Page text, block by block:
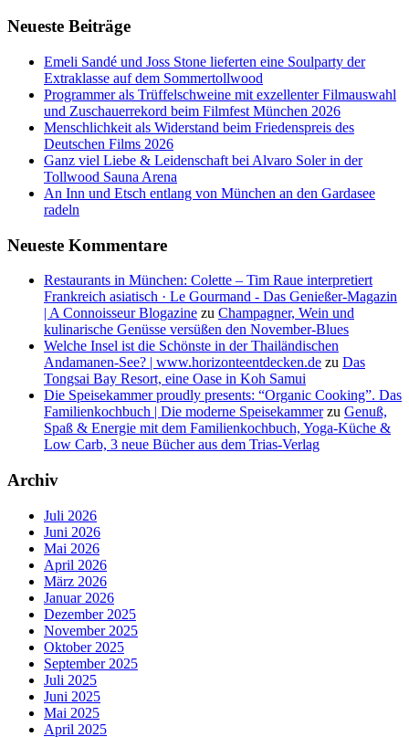
Neueste Beiträge
Emeli Sandé und Joss Stone lieferten eine Soulparty der
Extraklasse auf dem Sommertollwood
Programmer als Trüffelschweine mit exzellenter Filmauswahl
und Zuschauerrekord beim Filmfest München 2026
Menschlichkeit als Widerstand beim Friedenspreis des
Deutschen Films 2026
Ganz viel Liebe & Leidenschaft bei Alvaro Soler in der
Tollwood Sauna Arena
An Inn und Etsch entlang von München an den Gardasee
radeln
Neueste Kommentare
Restaurants in München: Colette – Tim Raue interpretiert
Frankreich asiatisch · Le Gourmand - Das Genießer-Magazin
| A Connoisseur Blogazine zu Champagner, Wein und
kulinarische Genüsse versüßen den November-Blues
Welche Insel ist die Schönste in der Thailändischen
Andamanen-See? | www.horizonteentdecken.de zu Das
Tongsai Bay Resort, eine Oase in Koh Samui
Die Speisekammer proudly presents: “Organic Cooking”. Das
Familienkochbuch | Die moderne Speisekammerzu Genuß,
Spaß & Energie mit dem Familienkochbuch, Yoga-Küche &
Low Carb, 3 neue Bücher aus dem Trias-Verlag
Archiv
Juli 2026
Juni 2026
Mai 2026
April 2026
März 2026
Januar 2026
Dezember 2025
November 2025
Oktober 2025
September 2025
Juli 2025
Juni 2025
Mai 2025
April 2025